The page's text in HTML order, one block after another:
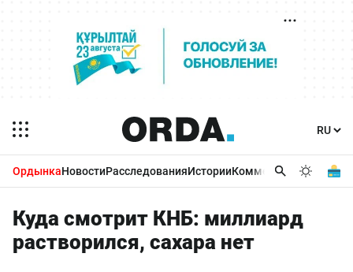
ОрдынкаНовостиРасследованияИсторииКомментарииБизнес
Куда смотрит КНБ: миллиард
растворился, сахара нет